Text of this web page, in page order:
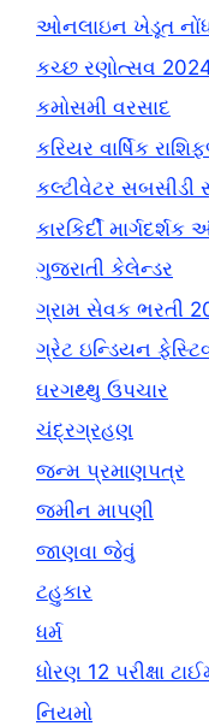
ઓનલાઇન ખેડૂત
કચ્છ રણોત્સવ
કમોસમી વરસાદ
કરિયર વાર્ષિક
કલ્ટીવેટર સબસીડી
કારકિર્દી માર્ગદર્શક
ગુજરાતી કેલેન્ડર
ગ્રામ સેવક ભરતી
ગ્રેટ ઇન્ડિયન
ઘરગથ્થુ ઉપચાર
ચંદ્રગ્રહણ
જન્મ પ્રમાણપત્ર
જમીન માપણી
જાણવા જેવું
ટહુકાર
ધર્મ
ધોરણ 12 પરીક્ષા
નિયમો